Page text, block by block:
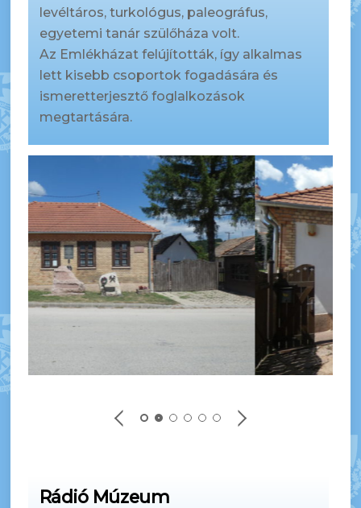
levéltáros, turkológus, paleográfus,
egyetemi tanár szülőháza volt.
Az Emlékházat felújították, így alkalmas
lett kisebb csoportok fogadására és
ismeretterjesztő foglalkozások
megtartására.
Rádió Múzeum